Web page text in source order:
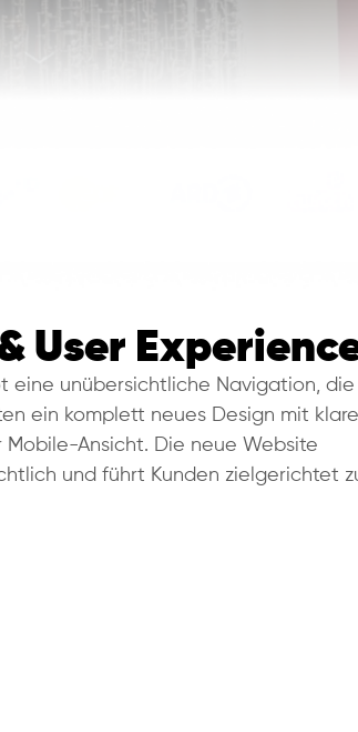
User
eine unübersichtliche Navigation, die
ein komplett neues Design mit
Ansicht. Die neue Website
und führt Kunden zielgerichtet